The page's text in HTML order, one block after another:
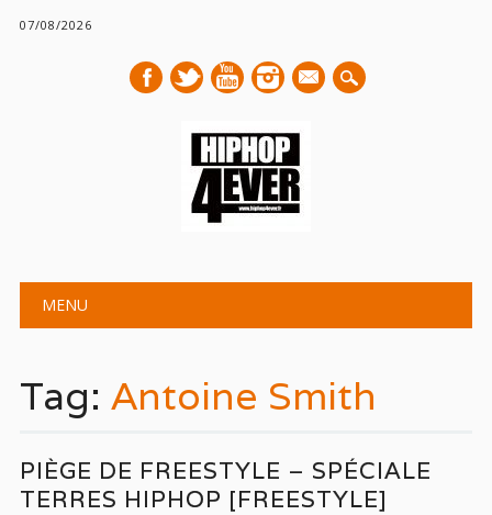
07/08/2026
mail
Main menu
MENU
Tag: Antoine Smith
PIÈGE DE FREESTYLE – SPÉCIALE
TERRES HIPHOP [FREESTYLE]